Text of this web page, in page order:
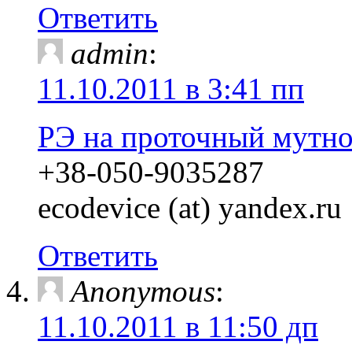
Ответить
admin:
11.10.2011 в 3:41 пп
РЭ на проточный
+38-050-9035287
ecodevice (at) yandex.ru
Ответить
Anonymous:
11.10.2011 в 11:50 дп